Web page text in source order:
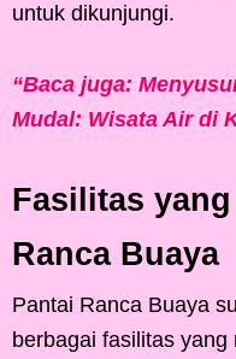
untuk dikunjungi.
“Baca juga:
Mudal: Wisata Air di
Fasilitas
Ranca Buaya
Pantai Ranca Buaya
berbagai fasilitas